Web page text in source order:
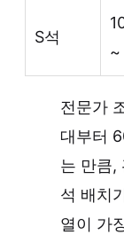
S석
~
전문가
대부터
는 만큼,
석 배치
열이 가